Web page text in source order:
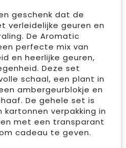
geschenk dat de
verleidelijke geuren en
De Aromatic
perfecte mix van
en heerlijke geuren,
Deze set
schaal, een plant in
ambergeurblokje en
De gehele set is
kartonnen verpakking in
met een transparant
cadeau te geven.